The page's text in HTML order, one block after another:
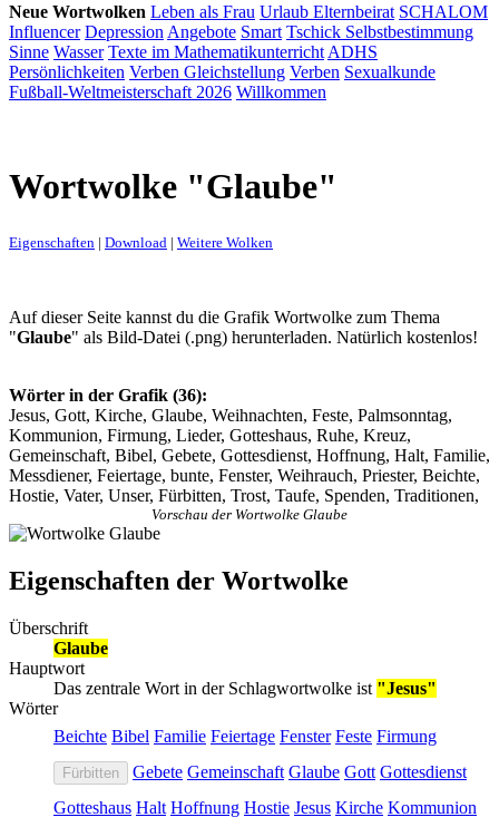
Neue Wortwolken Leben als Frau Urlaub Elternbeirat SCHALOM
Influencer Depression Angebote Smart Tschick Selbstbestimmung
Sinne Wasser Texte im Mathematikunterricht ADHS
Persönlichkeiten Verben Gleichstellung Verben Sexualkunde
Fußball-Weltmeisterschaft 2026 Willkommen
Wortwolke "Glaube"
Eigenschaften | Download | Weitere Wolken
Auf dieser Seite kannst du die Grafik Wortwolke zum Thema
"Glaube" als Bild-Datei (.png) herunterladen. Natürlich kostenlos!
Wörter in der Grafik (36):
Jesus, Gott, Kirche, Glaube, Weihnachten, Feste, Palmsonntag,
Kommunion, Firmung, Lieder, Gotteshaus, Ruhe, Kreuz,
Gemeinschaft, Bibel, Gebete, Gottesdienst, Hoffnung, Halt, Familie,
Messdiener, Feiertage, bunte, Fenster, Weihrauch, Priester, Beichte,
Hostie, Vater, Unser, Fürbitten, Trost, Taufe, Spenden, Traditionen,
Vorschau der Wortwolke Glaube
Eigenschaften der Wortwolke
Überschrift
Glaube
Hauptwort
Das zentrale Wort in der Schlagwortwolke ist "Jesus"
Wörter
Beichte Bibel Familie Feiertage Fenster Feste Firmung
Fürbitten Gebete Gemeinschaft Glaube Gott Gottesdienst
Gotteshaus Halt Hoffnung Hostie Jesus Kirche Kommunion